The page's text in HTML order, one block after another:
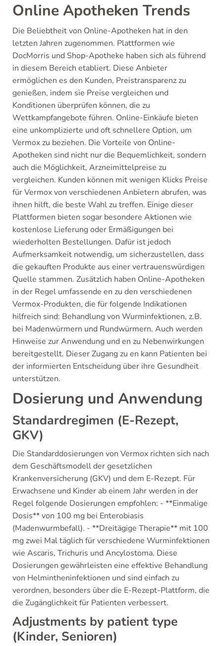
Online Apotheken Trends
Die Beliebtheit von Online-Apotheken hat in den
letzten Jahren zugenommen. Plattformen wie
DocMorris und Shop-Apotheke haben sich als führend
in diesem Bereich etabliert. Diese Anbieter
ermöglichen es den Kunden, Preistransparenz zu
genießen, indem sie Preise vergleichen und
Konditionen überprüfen können, die zu
Wettkampfangebote führen. Online-Einkäufe bieten
eine unkomplizierte und oft schnellere Option, um
Vermox zu beziehen. Die Vorteile von Online-
Apotheken sind nicht nur die Bequemlichkeit, sondern
auch die Möglichkeit, Arzneimittelpreise zu
vergleichen. Kunden können mit wenigen Klicks Preise
für Vermox von verschiedenen Anbietern abrufen, was
ihnen hilft, die beste Wahl zu treffen. Einige dieser
Plattformen bieten sogar besondere Aktionen wie
kostenlose Lieferung oder Ermäßigungen bei
wiederholten Bestellungen. Dafür ist jedoch
Aufmerksamkeit notwendig, um sicherzustellen, dass
die gekauften Produkte aus einer vertrauenswürdigen
Quelle stammen. Zusätzlich haben Online-Apotheken
in der Regel umfassende en zu den verschiedenen
Vermox-Produkten, die für folgende Indikationen
hilfreich sind: Behandlung von Wurminfektionen, z.B.
bei Madenwürmern und Rundwürmern. Auch werden
Hinweise zur Anwendung und en zu Nebenwirkungen
bereitgestellt. Dieser Zugang zu en kann Patienten bei
der informierten Entscheidung über ihre Gesundheit
unterstützen.
Dosierung und Anwendung
Standardregimen (E-Rezept,
GKV)
Die Standarddosierungen von Vermox richten sich nach
dem Geschäftsmodell der gesetzlichen
Krankenversicherung (GKV) und dem E-Rezept. Für
Erwachsene und Kinder ab einem Jahr werden in der
Regel folgende Dosierungen empfohlen: - **Einmalige
Dosis** von 100 mg bei Enterobiasis
(Madenwurmbefall). - **Dreitägige Therapie** mit 100
mg zwei Mal täglich für verschiedene Wurminfektionen
wie Ascaris, Trichuris und Ancylostoma. Diese
Dosierungen gewährleisten eine effektive Behandlung
von Helmintheninfektionen und sind einfach zu
verordnen, besonders über die E-Rezept-Plattform, die
die Zugänglichkeit für Patienten verbessert.
Adjustments by patient type
(Kinder, Senioren)